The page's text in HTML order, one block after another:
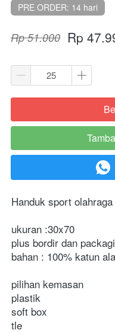
PRE ORDER: 14 hari
Rp 51.000 Rp
`
`
`
Handuk sport olahraga
ukuran :30x70
plus bordir dan
bahan : 100% katun
pilihan kemasan
plastik
soft box
tle